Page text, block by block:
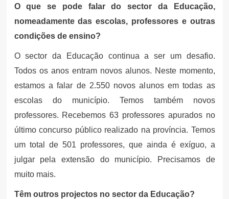
O que se pode falar do sector da Educação,
nomeadamente das escolas, professores e outras
condições de ensino?
O sector da Educação continua a ser um desafio.
Todos os anos entram novos alunos. Neste momento,
estamos a falar de 2.550 novos alunos em todas as
escolas do município. Temos também novos
professores. Recebemos 63 professores apurados no
último concurso público realizado na província. Temos
um total de 501 professores, que ainda é exíguo, a
julgar pela extensão do município. Precisamos de
muito mais.
Têm outros projectos no sector da Educação?